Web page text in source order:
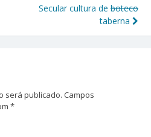
Secular cultura de boteco
taberna
será publicado. Campos
*